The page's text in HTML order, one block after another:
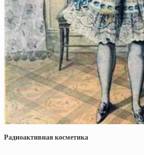
Радиоактивная косметика